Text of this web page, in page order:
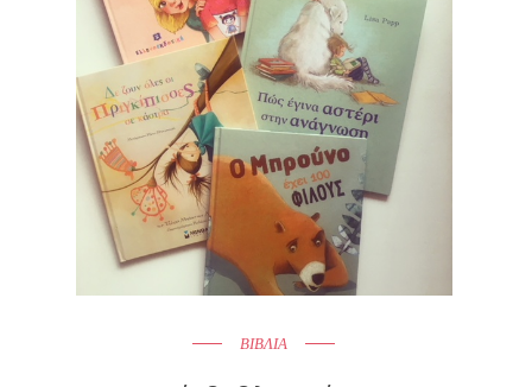
ΒΙΒΛΙΑ